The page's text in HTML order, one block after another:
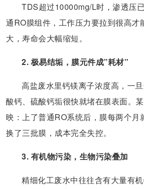
TDS超过10000mg/L时，渗透压
通RO膜组件，工作压力要拉到很高才
大，寿命会大幅缩短。
2. 极易结垢，膜元件成”耗材”
高盐废水里钙镁离子浓度高，一
酸钙、硫酸钙垢很快就堵在膜表面。
映：上了普通RO系统后，膜每两个月
换了三批膜，成本完全失控。
3. 有机物污染，生物污染叠加
精细化工废水中往往含有大量有